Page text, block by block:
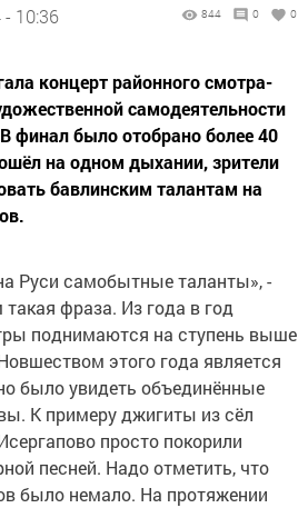
10:36 844 0 0
концерт районного смотра-
самодеятельности
финал было отобрано более 40
на одном дыхании, зрители
бавлинским талантам на
Руси самобытные таланты», -
фраза. Из года в год
поднимаются на ступень выше
этого года является
было увидеть объединённые
К примеру джигиты из сёл
просто покорили
песней. Надо отметить, что
было немало. На протяжении